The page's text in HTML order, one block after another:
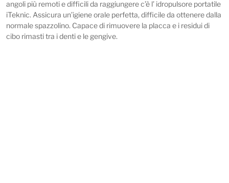
angoli più remoti e difficili da raggiungere c’è l’ idropulsore portatile
iTeknic. Assicura un’igiene orale perfetta, difficile da ottenere dalla
normale spazzolino. Capace di rimuovere la placca e i residui di
cibo rimasti tra i denti e le gengive.